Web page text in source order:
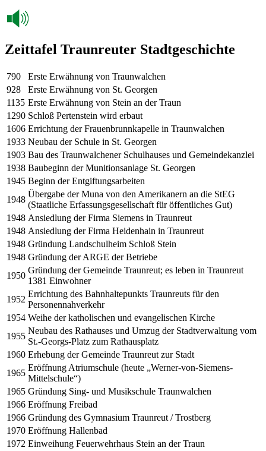
Zeittafel Traunreuter Stadtgeschichte
790
Erste Erwähnung von Traunwalchen
928
Erste Erwähnung von St. Georgen
1135 Erste Erwähnung von Stein an der Traun
1290 Schloß Pertenstein wird erbaut
1606 Errichtung der Frauenbrunnkapelle in Traunwalchen
1933 Neubau der Schule in St. Georgen
1903 Bau des Traunwalchener Schulhauses und Gemeindekanzlei
1938 Baubeginn der Munitionsanlage St. Georgen
1945 Beginn der Entgiftungsarbeiten
1948
Übergabe der Muna von den Amerikanern an die StEG
(Staatliche Erfassungsgesellschaft für öffentliches Gut)
1948 Ansiedlung der Firma Siemens in Traunreut
1948 Ansiedlung der Firma Heidenhain in Traunreut
1948 Gründung Landschulheim Schloß Stein
1948 Gründung der ARGE der Betriebe
1950
Gründung der Gemeinde Traunreut; es leben in Traunreut
1381 Einwohner
1952
Errichtung des Bahnhaltepunkts Traunreuts für den
Personennahverkehr
1954 Weihe der katholischen und evangelischen Kirche
1955
Neubau des Rathauses und Umzug der Stadtverwaltung vom
St.-Georgs-Platz zum Rathausplatz
1960 Erhebung der Gemeinde Traunreut zur Stadt
1965
Eröffnung Atriumschule (heute „Werner-von-Siemens-
Mittelschule“)
1965 Gründung Sing- und Musikschule Traunwalchen
1966 Eröffnung Freibad
1966 Gründung des Gymnasium Traunreut / Trostberg
1970 Eröffnung Hallenbad
1972 Einweihung Feuerwehrhaus Stein an der Traun